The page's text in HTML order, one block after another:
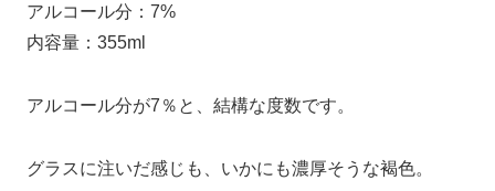
アルコール分：7%
内容量：355ml
アルコール分が7％と、結構な度数です。
グラスに注いだ感じも、いかにも濃厚そうな褐色。